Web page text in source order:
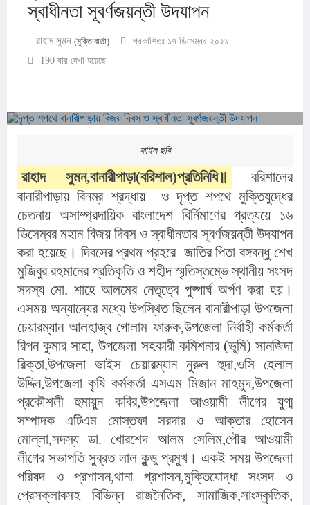
স্বাধীনতা সূবর্ণজয়ন্তী উদযাপন
রাহাদ সুমন (মুক্তি বার্তা)
প্রকাশিতঃ ১৭ ডিসেম্বর ২০২১
190 বার দেখা হয়েছে
ফাইল ছবি
রাহাদ সুমন,বানারীপাড়া(বরিশাল)প্রতিনিধি॥
বরিশালের
বানারীপাড়ায় বিনম্র শ্রদ্ধায়  ও দৃপ্ত শপথে মুক্তিযুদ্ধের
চেতনায় অসাম্প্রদায়িক বাংলাদেশ বির্নিমাণের প্রত্যয়ে ১৬
ডিসেম্বর মহান বিজয় দিবস ও স্বাধীনতার সূবর্ণজয়ন্তী উদযাপন
করা হয়েছে। দিবসের প্রথম প্রহরে  জাতির পিতা বঙ্গবন্ধু শেখ
মুজিবুর রহমানের প্রতিকৃতি ও শহীদ স্মৃতিস্তম্ভে স্থানীয় সংসদ
সদস্য মো. শাহে আলমের নেতৃত্বে পুষ্পার্ঘ অর্পণ করা হয়।
এসময় অন্যান্যের মধ্যে উপস্থিত ছিলেন বানারীপাড়া উপজেলা
চেয়ারম্যান আলহাজ্ব গোলাম ফারুক,উপজেলা নির্বাহী কর্মকর্তা
রিপন কুমার সাহা, উপজেলা সহকারী কমিশনার (ভূমি) সানজিদা
রিক্তা,উপজেলা ভাইস চেয়ারম্যান নুরুল হুদা,ওসি হেলাল
উদ্দিন,উপজেলা কৃষি কর্মকর্তা এসএম মিজান মাহমুদ,উপজেলা
প্রকৌশলী হুমায়ুন কবির,উপজেলা আওয়ামী লীগের যুগ্ম
সম্পাদক এটিএম মোস্তফা সরদার ও আক্তার হোসেন
মোল্লা,সদস্য ডা. খোরশেদ আলম সেলিম,পৌর আওয়ামী
লীগের সভাপতি সুব্রত লাল কুন্ডু প্রমুখ। একই সময় উপজেলা
পরিষদ ও প্রশাসন,থানা প্রশাসন,মুক্তিযোদ্ধা সংসদ ও
প্রেসক্লাবসহ বিভিন্ন রাজনৈতিক, সামাজিক,সাংস্কৃতিক,